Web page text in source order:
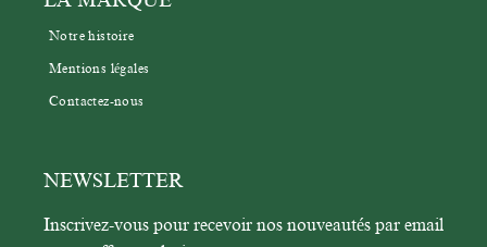
Notre histoire
Mentions légales
Contactez-nous
NEWSLETTER
Inscrivez-vous pour recevoir nos nouveautés par email